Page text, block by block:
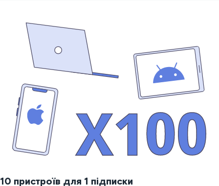
10 пристроїв для 1 підписки